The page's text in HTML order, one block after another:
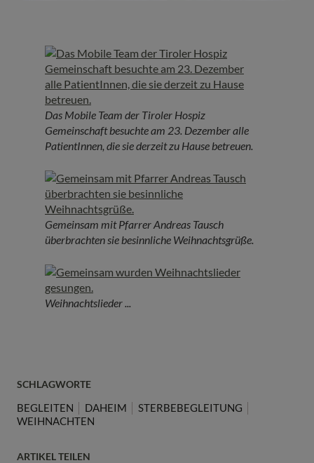
Das Mobile Team der Tiroler Hospiz
Gemeinschaft besuchte am 23. Dezember alle
PatientInnen, die sie derzeit zu Hause betreuen.
Gemeinsam mit Pfarrer Andreas Tausch
überbrachten sie besinnliche Weihnachtsgrüße.
Weihnachtslieder ...
SCHLAGWORTE
BEGLEITEN DAHEIM
STERBEBEGLEITUNG
WEIHNACHTEN
ARTIKEL TEILEN